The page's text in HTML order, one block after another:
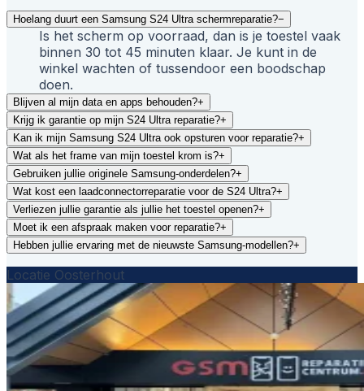
Hoelang duurt een Samsung S24 Ultra schermreparatie?−
Is het scherm op voorraad, dan is je toestel vaak
binnen 30 tot 45 minuten klaar. Je kunt in de
winkel wachten of tussendoor een boodschap
doen.
Blijven al mijn data en apps behouden?+
Krijg ik garantie op mijn S24 Ultra reparatie?+
Kan ik mijn Samsung S24 Ultra ook opsturen voor reparatie?+
Wat als het frame van mijn toestel krom is?+
Gebruiken jullie originele Samsung-onderdelen?+
Wat kost een laadconnectorreparatie voor de S24 Ultra?+
Verliezen jullie garantie als jullie het toestel openen?+
Moet ik een afspraak maken voor reparatie?+
Hebben jullie ervaring met de nieuwste Samsung-modellen?+
Locatie Oosterhout